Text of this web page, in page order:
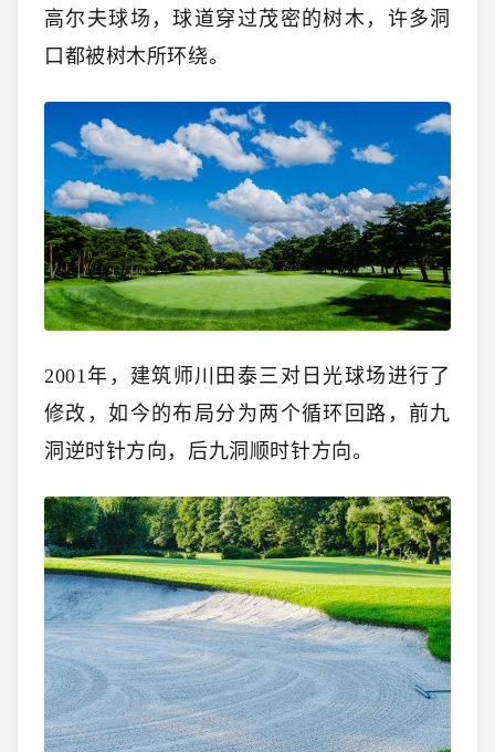
高尔夫球场，球道穿过茂密的树木，许多洞
口都被树木所环绕。
2001年，建筑师川田泰三对日光球场进行了
修改，如今的布局分为两个循环回路，前九
洞逆时针方向，后九洞顺时针方向。